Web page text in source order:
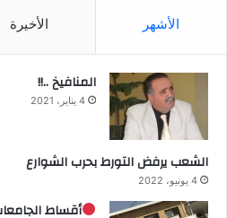
الأشهر الأخيرة
المنافيخ ..!!
4 يناير، 2021
الشعب يرفض التورط بحرب الشوارع
4 يونيو، 2022
أقساط